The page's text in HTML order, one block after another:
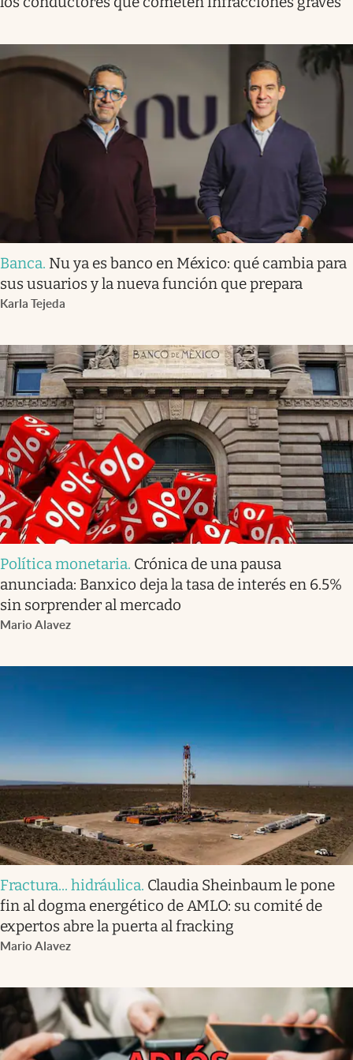
Banca. Nu ya es banco en México: qué cambia para
sus usuarios y la nueva función que prepara
Karla Tejeda
Política monetaria. Crónica de una pausa
anunciada: Banxico deja la tasa de interés en 6.5%
sin sorprender al mercado
Mario Alavez
Fractura... hidráulica. Claudia Sheinbaum le pone
fin al dogma energético de AMLO: su comité de
expertos abre la puerta al fracking
Mario Alavez